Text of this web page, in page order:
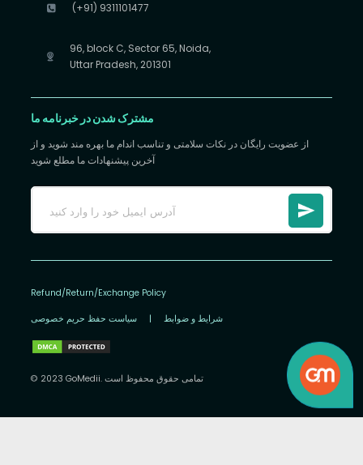
(+91) 9311101477
96, block C, Sector 65, Noida,
Uttar Pradesh, 201301
مشترک شدن در خبرنامه ما
از عضویت رایگان در نکات سلامتی و تناسب اندام ما بهره مند شوید و از
آخرین پیشنهادات ما مطلع شوید
Refund/Return/Exchange Policy
سیاست حفظ حریم خصوصی | شرایط و ضوابط
© 2023 GoMedii. تمامی حقوق محفوظ است